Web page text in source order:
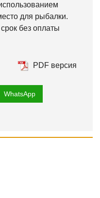
для рыбалки.
без оплаты
PDF версия
WhatsApp